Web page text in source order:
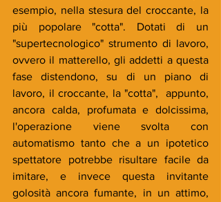
esempio, nella stesura del croccante, la
più popolare "cotta". Dotati di un
"supertecnologico" strumento di lavoro,
ovvero il matterello, gli addetti a questa
fase distendono, su di un piano di
lavoro, il croccante, la "cotta",  appunto,
ancora calda, profumata e dolcissima,
l'operazione viene svolta con
automatismo tanto che a un ipotetico
spettatore potrebbe risultare facile da
imitare, e invece questa invitante
golosità ancora fumante, in un attimo,